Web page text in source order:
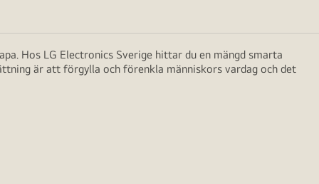
Hos LG Electronics Sverige hittar du en mängd smarta
är att förgylla och förenkla människors vardag och det